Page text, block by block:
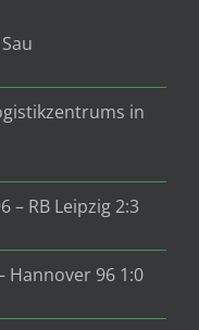
in
– RB Leipzig 2:3
Hannover 96 1:0